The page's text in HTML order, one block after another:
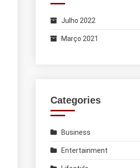
Julho 2022
Março 2021
Categories
Business
Entertainment